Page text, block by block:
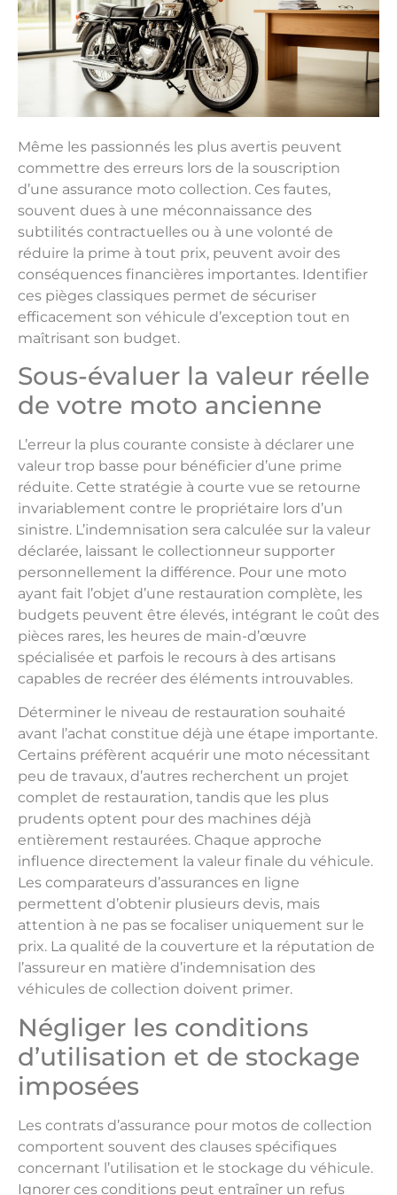
Même les passionnés les plus avertis peuvent
commettre des erreurs lors de la souscription
d’une assurance moto collection. Ces fautes,
souvent dues à une méconnaissance des
subtilités contractuelles ou à une volonté de
réduire la prime à tout prix, peuvent avoir des
conséquences financières importantes. Identifier
ces pièges classiques permet de sécuriser
efficacement son véhicule d’exception tout en
maîtrisant son budget.
Sous-évaluer la valeur réelle
de votre moto ancienne
L’erreur la plus courante consiste à déclarer une
valeur trop basse pour bénéficier d’une prime
réduite. Cette stratégie à courte vue se retourne
invariablement contre le propriétaire lors d’un
sinistre. L’indemnisation sera calculée sur la valeur
déclarée, laissant le collectionneur supporter
personnellement la différence. Pour une moto
ayant fait l’objet d’une restauration complète, les
budgets peuvent être élevés, intégrant le coût des
pièces rares, les heures de main-d’œuvre
spécialisée et parfois le recours à des artisans
capables de recréer des éléments introuvables.
Déterminer le niveau de restauration souhaité
avant l’achat constitue déjà une étape importante.
Certains préfèrent acquérir une moto nécessitant
peu de travaux, d’autres recherchent un projet
complet de restauration, tandis que les plus
prudents optent pour des machines déjà
entièrement restaurées. Chaque approche
influence directement la valeur finale du véhicule.
Les comparateurs d’assurances en ligne
permettent d’obtenir plusieurs devis, mais
attention à ne pas se focaliser uniquement sur le
prix. La qualité de la couverture et la réputation de
l’assureur en matière d’indemnisation des
véhicules de collection doivent primer.
Négliger les conditions
d’utilisation et de stockage
imposées
Les contrats d’assurance pour motos de collection
comportent souvent des clauses spécifiques
concernant l’utilisation et le stockage du véhicule.
Ignorer ces conditions peut entraîner un refus